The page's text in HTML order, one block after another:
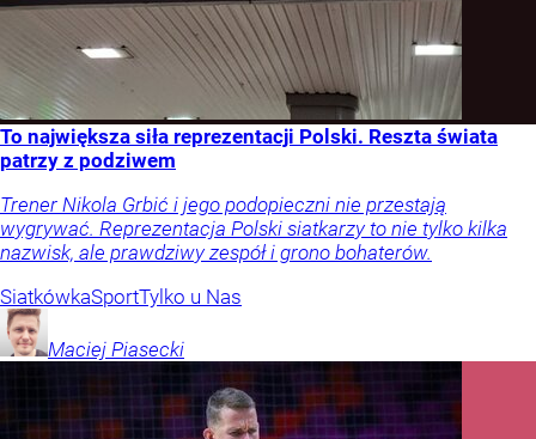
To największa siła reprezentacji Polski. Reszta świata
patrzy z podziwem
Trener Nikola Grbić i jego podopieczni nie przestają
wygrywać. Reprezentacja Polski siatkarzy to nie tylko kilka
nazwisk, ale prawdziwy zespół i grono bohaterów.
SiatkówkaSportTylko u Nas
Maciej Piasecki